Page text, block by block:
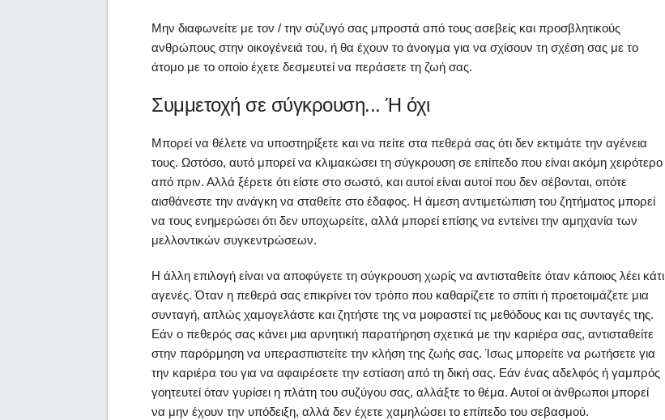
Μην διαφωνείτε με τον / την σύζυγό σας μπροστά από τους ασεβείς και προσβλητικούς
ανθρώπους στην οικογένειά του, ή θα έχουν το άνοιγμα για να σχίσουν τη σχέση σας με το
άτομο με το οποίο έχετε δεσμευτεί να περάσετε τη ζωή σας.
Συμμετοχή σε σύγκρουση... Ή όχι
Μπορεί να θέλετε να υποστηρίξετε και να πείτε στα πεθερά σας ότι δεν εκτιμάτε την αγένεια
τους. Ωστόσο, αυτό μπορεί να κλιμακώσει τη σύγκρουση σε επίπεδο που είναι ακόμη χειρότερο
από πριν. Αλλά ξέρετε ότι είστε στο σωστό, και αυτοί είναι αυτοί που δεν σέβονται, οπότε
αισθάνεστε την ανάγκη να σταθείτε στο έδαφος. Η άμεση αντιμετώπιση του ζητήματος μπορεί
να τους ενημερώσει ότι δεν υποχωρείτε, αλλά μπορεί επίσης να εντείνει την αμηχανία των
μελλοντικών συγκεντρώσεων.
Η άλλη επιλογή είναι να αποφύγετε τη σύγκρουση χωρίς να αντισταθείτε όταν κάποιος λέει κάτι
αγενές. Όταν η πεθερά σας επικρίνει τον τρόπο που καθαρίζετε το σπίτι ή προετοιμάζετε μια
συνταγή, απλώς χαμογελάστε και ζητήστε της να μοιραστεί τις μεθόδους και τις συνταγές της.
Εάν ο πεθερός σας κάνει μια αρνητική παρατήρηση σχετικά με την καριέρα σας, αντισταθείτε
στην παρόρμηση να υπερασπιστείτε την κλήση της ζωής σας. Ίσως μπορείτε να ρωτήσετε για
την καριέρα του για να αφαιρέσετε την εστίαση από τη δική σας. Εάν ένας αδελφός ή γαμπρός
γοητευτεί όταν γυρίσει η πλάτη του συζύγου σας, αλλάξτε το θέμα. Αυτοί οι άνθρωποι μπορεί
να μην έχουν την υπόδειξη, αλλά δεν έχετε χαμηλώσει το επίπεδο του σεβασμού.